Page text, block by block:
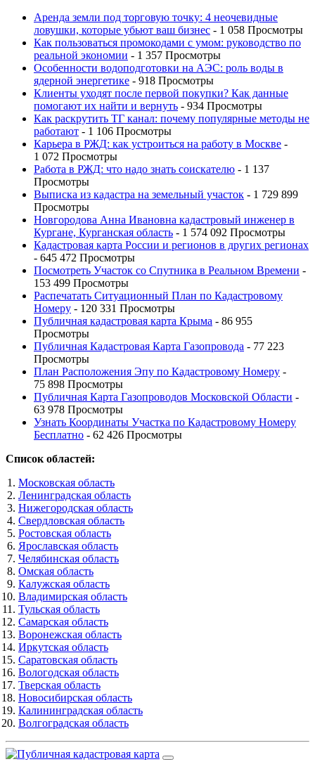
Аренда земли под торговую точку: 4 неочевидные
ловушки, которые убьют ваш бизнес - 1 058 Просмотры
Как пользоваться промокодами с умом: руководство по
реальной экономии - 1 357 Просмотры
Особенности водоподготовки на АЭС: роль воды в
ядерной энергетике - 918 Просмотры
Клиенты уходят после первой покупки? Как данные
помогают их найти и вернуть - 934 Просмотры
Как раскрутить ТГ канал: почему популярные методы не
работают - 1 106 Просмотры
Карьера в РЖД: как устроиться на работу в Москве -
1 072 Просмотры
Работа в РЖД: что надо знать соискателю - 1 137
Просмотры
Выписка из кадастра на земельный участок - 1 729 899
Просмотры
Новгородова Анна Ивановна кадастровый инженер в
Кургане, Курганская область - 1 574 092 Просмотры
Кадастровая карта России и регионов в других регионах
- 645 472 Просмотры
Посмотреть Участок со Спутника в Реальном Времени -
153 499 Просмотры
Распечатать Ситуационный План по Кадастровому
Номеру - 120 331 Просмотры
Публичная кадастровая карта Крыма - 86 955
Просмотры
Публичная Кадастровая Карта Газопровода - 77 223
Просмотры
План Расположения Эпу по Кадастровому Номеру -
75 898 Просмотры
Публичная Карта Газопроводов Московской Области -
63 978 Просмотры
Узнать Координаты Участка по Кадастровому Номеру
Бесплатно - 62 426 Просмотры
Список областей:
Московская область
Ленинградская область
Нижегородская область
Свердловская область
Ростовская область
Ярославская область
Челябинская область
Омская область
Калужская область
Владимирская область
Тульская область
Самарская область
Воронежская область
Иркутская область
Саратовская область
Вологодская область
Тверская область
Новосибирская область
Калининградская область
Волгоградская область